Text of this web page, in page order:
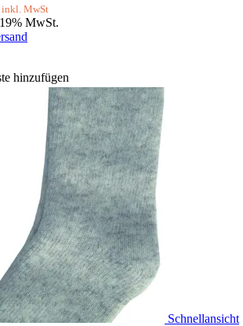
inkl. MwSt
MwSt.
hinzufügen
Schnellansicht